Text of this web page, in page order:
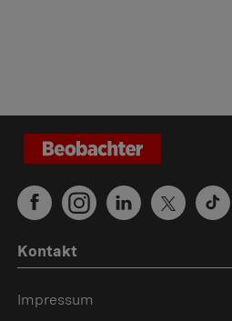
Kontakt
Impressum